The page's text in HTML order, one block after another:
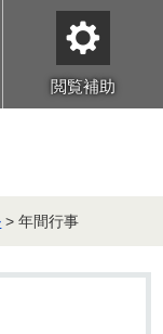
閲覧補助
> 年間行事